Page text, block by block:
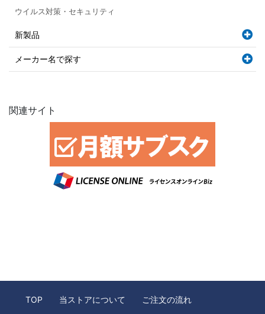
ウイルス対策・セキュリティ
新製品
メーカー名で探す
関連サイト
TOP 当ストアについて ご注文の流れ